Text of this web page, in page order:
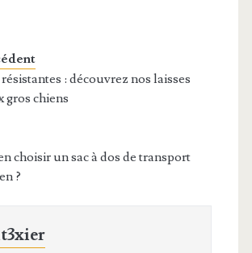
: découvrez nos laisses
gros chiens
choisir un sac à dos de transport
?